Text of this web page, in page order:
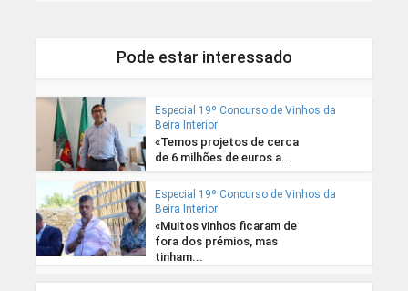
Pode estar interessado
Especial 19º Concurso de Vinhos da
Beira Interior
«Temos projetos de cerca
de 6 milhões de euros a...
Especial 19º Concurso de Vinhos da
Beira Interior
«Muitos vinhos ficaram de
fora dos prémios, mas
tinham...